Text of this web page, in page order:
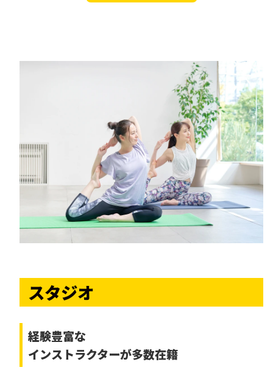
スタジオ
経験豊富な
インストラクターが多数在籍